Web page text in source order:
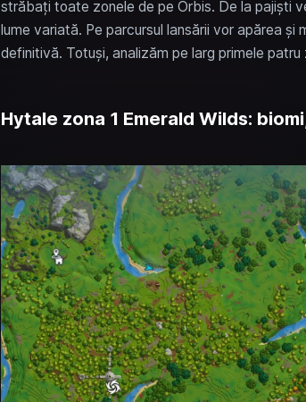
străbați toate zonele de pe Orbis. De la pajiști
lume variată. Pe parcursul lansării vor apărea
definitivă. Totuși, analizăm pe larg primele
Hytale zona 1 Emerald Wilds: